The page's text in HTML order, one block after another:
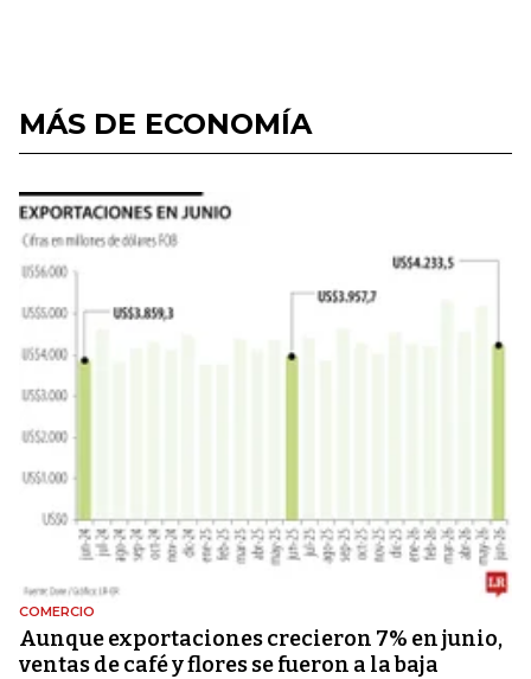
MÁS DE ECONOMÍA
COMERCIO
Aunque exportaciones crecieron 7% en junio,
ventas de café y flores se fueron a la baja